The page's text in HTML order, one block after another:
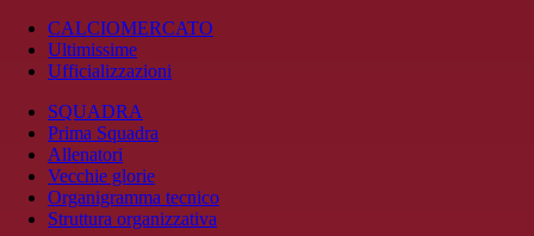
CALCIOMERCATO
Ultimissime
Ufficializzazioni
SQUADRA
Prima Squadra
Allenatori
Vecchie glorie
Organigramma tecnico
Struttura organizzativa